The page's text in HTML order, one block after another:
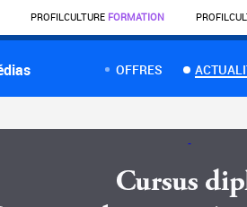
PROFILCULTURE FORMATION PROFIL
OFFRES